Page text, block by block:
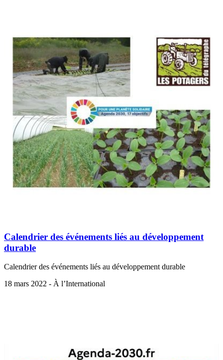
Calendrier des événements liés au développement
durable
Calendrier des événements liés au développement durable
18 mars 2022 - À l’International